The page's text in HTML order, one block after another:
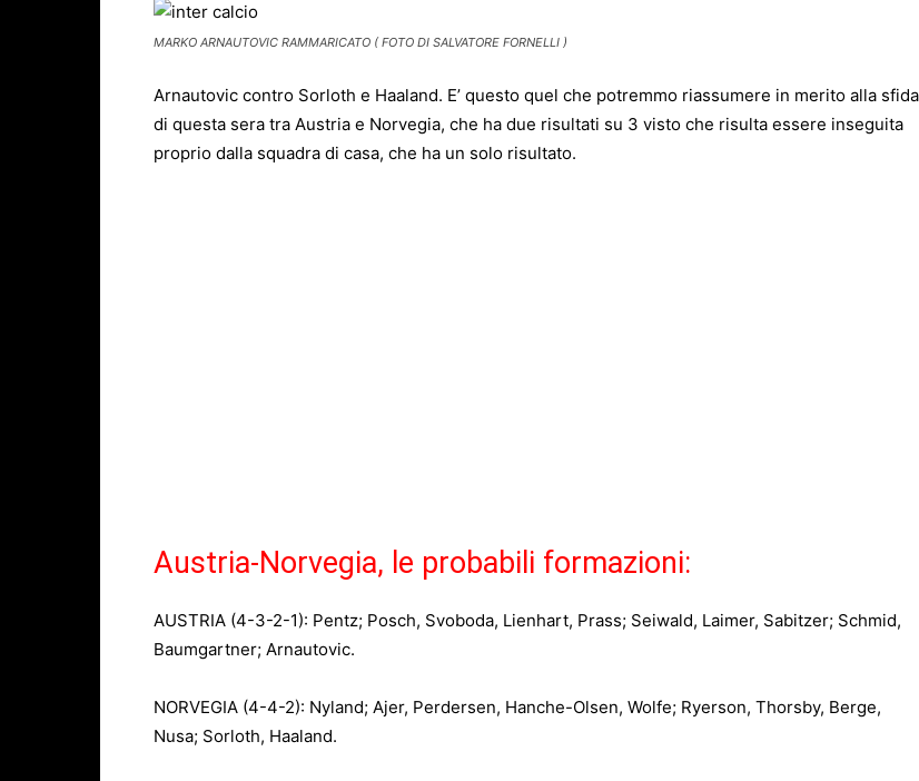
MARKO ARNAUTOVIC RAMMARICATO ( FOTO DI SALVATORE FORNELLI )
Arnautovic contro Sorloth e Haaland. E’ questo quel che potremmo riassumere in merito alla sfida
di questa sera tra Austria e Norvegia, che ha due risultati su 3 visto che risulta essere inseguita
proprio dalla squadra di casa, che ha un solo risultato.
Austria-Norvegia, le probabili formazioni:
AUSTRIA (4-3-2-1): Pentz; Posch, Svoboda, Lienhart, Prass; Seiwald, Laimer, Sabitzer; Schmid,
Baumgartner; Arnautovic.
NORVEGIA (4-4-2): Nyland; Ajer, Perdersen, Hanche-Olsen, Wolfe; Ryerson, Thorsby, Berge,
Nusa; Sorloth, Haaland.